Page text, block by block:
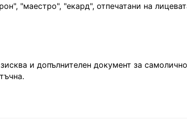
"маестро", "екард", отпечатани на
и допълнителен документ за